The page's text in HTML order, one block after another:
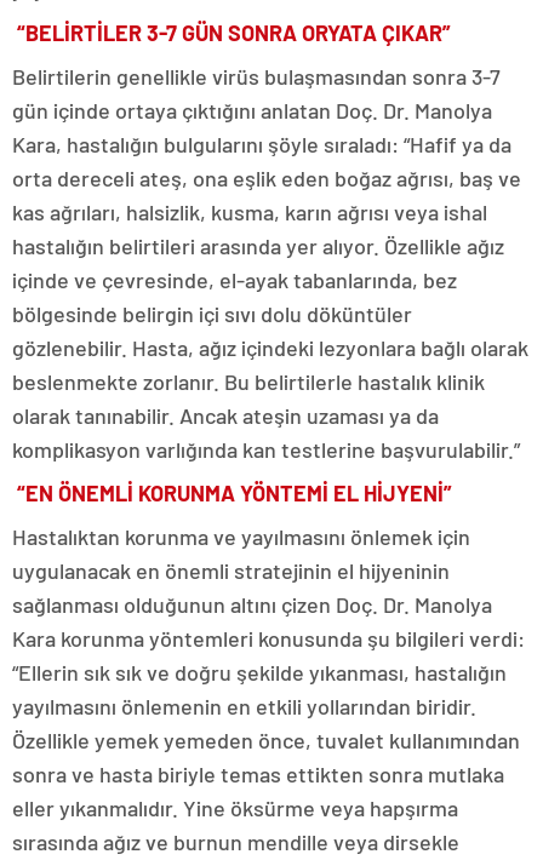
“BELİRTİLER 3-7 GÜN SONRA ORYATA ÇIKAR”
Belirtilerin genellikle virüs bulaşmasından sonra 3-7
gün içinde ortaya çıktığını anlatan Doç. Dr. Manolya
Kara, hastalığın bulgularını şöyle sıraladı: “Hafif ya da
orta dereceli ateş, ona eşlik eden boğaz ağrısı, baş ve
kas ağrıları, halsizlik, kusma, karın ağrısı veya ishal
hastalığın belirtileri arasında yer alıyor. Özellikle ağız
içinde ve çevresinde, el-ayak tabanlarında, bez
bölgesinde belirgin içi sıvı dolu döküntüler
gözlenebilir. Hasta, ağız içindeki lezyonlara bağlı olarak
beslenmekte zorlanır. Bu belirtilerle hastalık klinik
olarak tanınabilir. Ancak ateşin uzaması ya da
komplikasyon varlığında kan testlerine başvurulabilir.”
“EN ÖNEMLİ KORUNMA YÖNTEMİ EL HİJYENİ”
Hastalıktan korunma ve yayılmasını önlemek için
uygulanacak en önemli stratejinin el hijyeninin
sağlanması olduğunun altını çizen Doç. Dr. Manolya
Kara korunma yöntemleri konusunda şu bilgileri verdi:
“Ellerin sık sık ve doğru şekilde yıkanması, hastalığın
yayılmasını önlemenin en etkili yollarından biridir.
Özellikle yemek yemeden önce, tuvalet kullanımından
sonra ve hasta biriyle temas ettikten sonra mutlaka
eller yıkanmalıdır. Yine öksürme veya hapşırma
sırasında ağız ve burnun mendille veya dirsekle